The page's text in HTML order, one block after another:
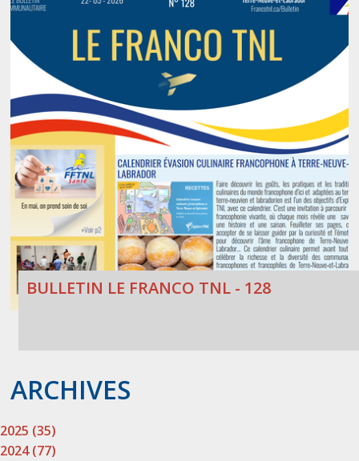
BULLETIN LE FRANCO TNL - 128
ARCHIVES
2025 (35)
2024 (77)